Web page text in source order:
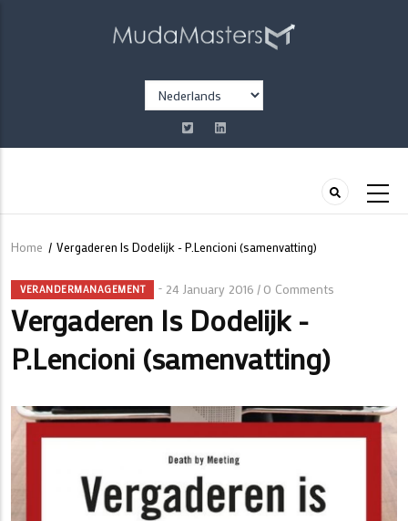
Select
your
language
Kruimelpad
Home / Vergaderen Is Dodelijk - P.Lencioni (samenvatting)
VERANDERMANAGEMENT 24 January 2016 / 0 Comments
Vergaderen Is Dodelijk -
P.Lencioni (samenvatting)